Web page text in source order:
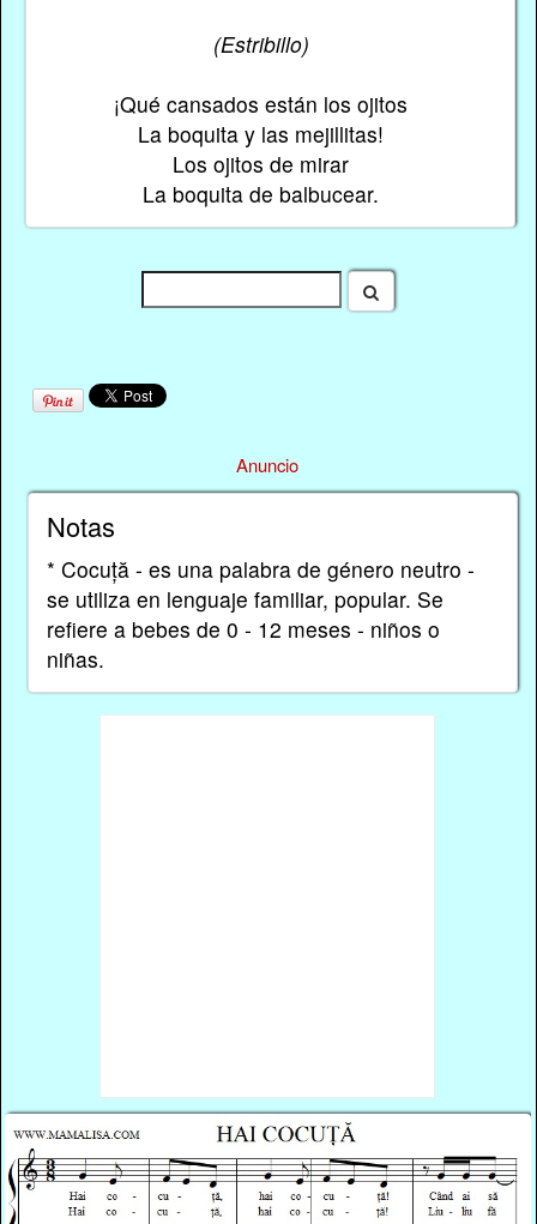
(Estribillo)
¡Qué cansados están los ojitos
La boquita y las mejillitas!
Los ojitos de mirar
La boquita de balbucear.
Anuncio
Notas
* Cocuță - es una palabra de género neutro -
se utiliza en lenguaje familiar, popular. Se
refiere a bebes de 0 - 12 meses - niños o
niñas.